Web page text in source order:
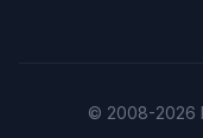
© 2008-2026